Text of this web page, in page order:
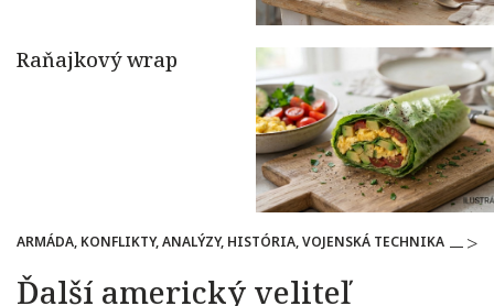
ARMÁDA, KONFLIKTY, ANALÝZY, HISTÓRIA, VOJENSKÁ TECHNIKA